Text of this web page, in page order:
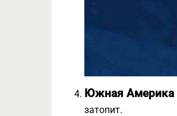
Южная Америка
затопит.